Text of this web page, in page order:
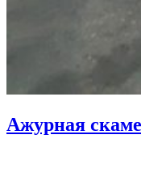
Ажурная